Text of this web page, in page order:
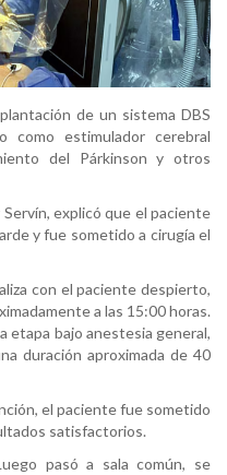
de un sistema DBS
como estimulador cerebral
del Párkinson y otros
explicó que el paciente
y fue sometido a cirugía el
con el paciente despierto,
a las 15:00 horas.
etapa bajo anestesia general,
duración aproximada de 40
el paciente fue sometido
satisfactorios.
pasó a sala común, se